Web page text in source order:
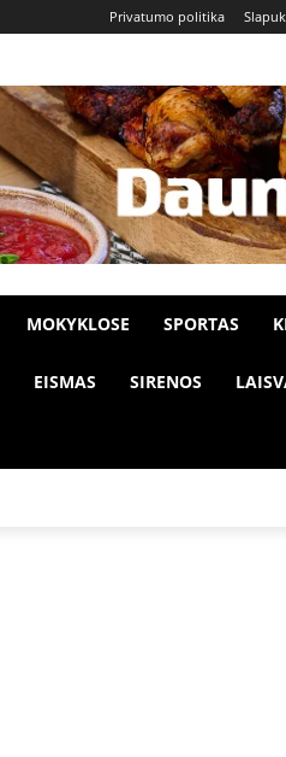
Privatumo politika
MOKYKLOSE SPORTAS
EISMAS SIRENOS